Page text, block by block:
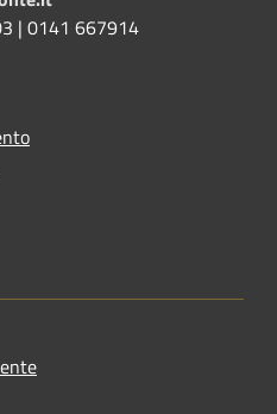
| 0141 667914